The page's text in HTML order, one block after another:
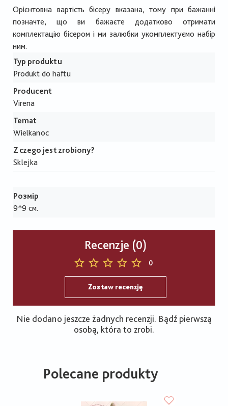
Орієнтовна вартість бісеру вказана, тому при бажанні
позначте, що ви бажаєте додатково отримати
комплектацію бісером і ми залюбки укомплектуємо набір
ним.
Typ produktu
Produkt do haftu
Producent
Virena
Temat
Wielkanoc
Z czego jest zrobiony?
Sklejka
Розмір
9*9 см.
Recenzje (0)
0
Zostaw recenzję
Nie dodano jeszcze żadnych recenzji. Bądź pierwszą
osobą, która to zrobi.
Polecane produkty